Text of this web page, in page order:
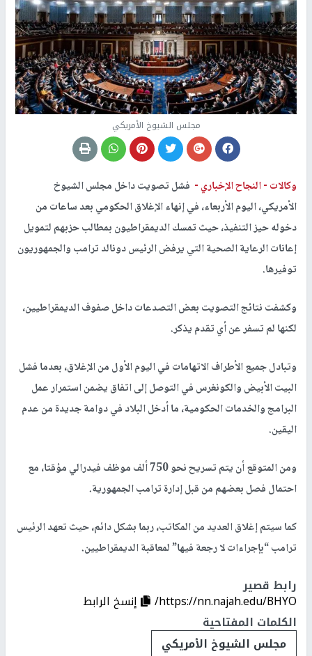
مجلس الشيوخ الأمريكي
وكالات -النجاح الإخباري - فشل تصويت داخل مجلس الشيوخ
الأمريكي، اليوم الأربعاء، في إنهاء الإغلاق الحكومي بعد ساعات من
دخوله حيز التنفيذ، حيث تمسك الديمقراطيون بمطالب حزبهم لتمويل
إعانات الرعاية الصحية التي يرفض الرئيس دونالد ترامب والجمهوريون
توفيرها.
وكشفت نتائج التصويت بعض التصدعات داخل صفوف الديمقراطيين،
لكنها لم تسفر عن أي تقدم يذكر.
وتبادل جميع الأطراف الاتهامات في اليوم الأول من الإغلاق، بعدما فشل
البيت الأبيض والكونغرس في التوصل إلى اتفاق يضمن استمرار عمل
البرامج والخدمات الحكومية، ما أدخل البلاد في دوامة جديدة من عدم
اليقين.
ومن المتوقع أن يتم تسريح نحو 750 ألف موظف فيدرالي مؤقتا، مع
احتمال فصل بعضهم من قبل إدارة ترامب الجمهورية.
كما سيتم إغلاق العديد من المكاتب، ربما بشكل دائم، حيث تعهد الرئيس
ترامب “بإجراءات لا رجعة فيها” لمعاقبة الديمقراطيين.
رابط قصير
https://nn.najah.edu/BHYO/
إنسخ الرابط
الكلمات المفتاحية
مجلس الشيوخ الأمريكي